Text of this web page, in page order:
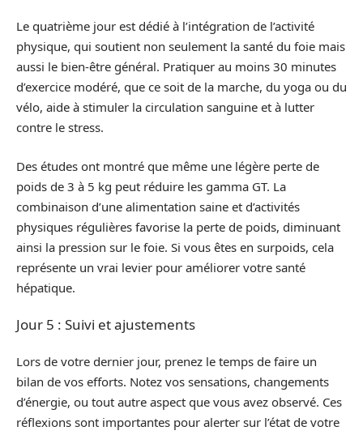
Le quatrième jour est dédié à l’intégration de l’activité
physique, qui soutient non seulement la santé du foie mais
aussi le bien-être général. Pratiquer au moins 30 minutes
d’exercice modéré, que ce soit de la marche, du yoga ou du
vélo, aide à stimuler la circulation sanguine et à lutter
contre le stress.
Des études ont montré que même une légère perte de
poids de 3 à 5 kg peut réduire les gamma GT. La
combinaison d’une alimentation saine et d’activités
physiques régulières favorise la perte de poids, diminuant
ainsi la pression sur le foie. Si vous êtes en surpoids, cela
représente un vrai levier pour améliorer votre santé
hépatique.
Jour 5 : Suivi et ajustements
Lors de votre dernier jour, prenez le temps de faire un
bilan de vos efforts. Notez vos sensations, changements
d’énergie, ou tout autre aspect que vous avez observé. Ces
réflexions sont importantes pour alerter sur l’état de votre